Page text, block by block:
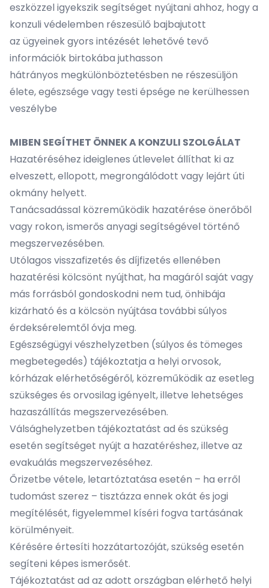
eszközzel igyekszik segítséget nyújtani ahhoz, hogy a
konzuli védelemben részesülő bajbajutott
az ügyeinek gyors intézését lehetővé tevő
információk birtokába juthasson
hátrányos megkülönböztetésben ne részesüljön
élete, egészsége vagy testi épsége ne kerülhessen
veszélybe
MIBEN SEGÍTHET ÖNNEK A KONZULI SZOLGÁLAT
Hazatéréséhez ideiglenes útlevelet állíthat ki az
elveszett, ellopott, megrongálódott vagy lejárt úti
okmány helyett.
Tanácsadással közreműködik hazatérése önerőből
vagy rokon, ismerős anyagi segítségével történő
megszervezésében.
Utólagos visszafizetés és díjfizetés ellenében
hazatérési kölcsönt nyújthat, ha magáról saját vagy
más forrásból gondoskodni nem tud, önhibája
kizárható és a kölcsön nyújtása további súlyos
érdeksérelemtől óvja meg.
Egészségügyi vészhelyzetben (súlyos és tömeges
megbetegedés) tájékoztatja a helyi orvosok,
kórházak elérhetőségéről, közreműködik az esetleg
szükséges és orvosilag igényelt, illetve lehetséges
hazaszállítás megszervezésében.
Válsághelyzetben tájékoztatást ad és szükség
esetén segítséget nyújt a hazatéréshez, illetve az
evakuálás megszervezéséhez.
Őrizetbe vétele, letartóztatása esetén – ha erről
tudomást szerez – tisztázza ennek okát és jogi
megítélését, figyelemmel kíséri fogva tartásának
körülményeit.
Kérésére értesíti hozzátartozóját, szükség esetén
segíteni képes ismerősét.
Tájékoztatást ad az adott országban elérhető helyi